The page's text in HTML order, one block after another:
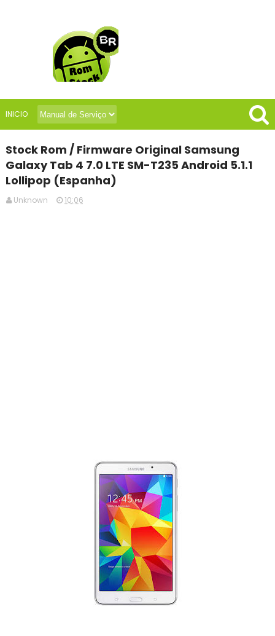
INICIO
Stock Rom / Firmware Original Samsung
Galaxy Tab 4 7.0 LTE SM-T235 Android 5.1.1
Lollipop (Espanha)
Unknown 10:06